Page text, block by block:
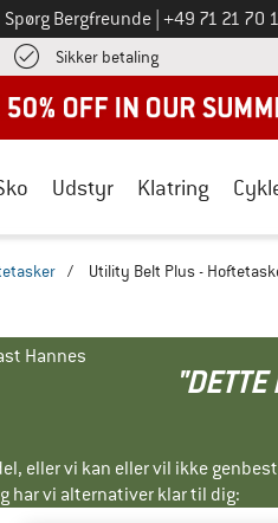
Spørg Bergfreunde Ring til os på
+49 71 21 70
Sikker betalingFind
Udstyr Klatring
/ Utility Belt Plus -
Hannes
eller vi kan eller vil ikke
har vi alternativer klar til dig: